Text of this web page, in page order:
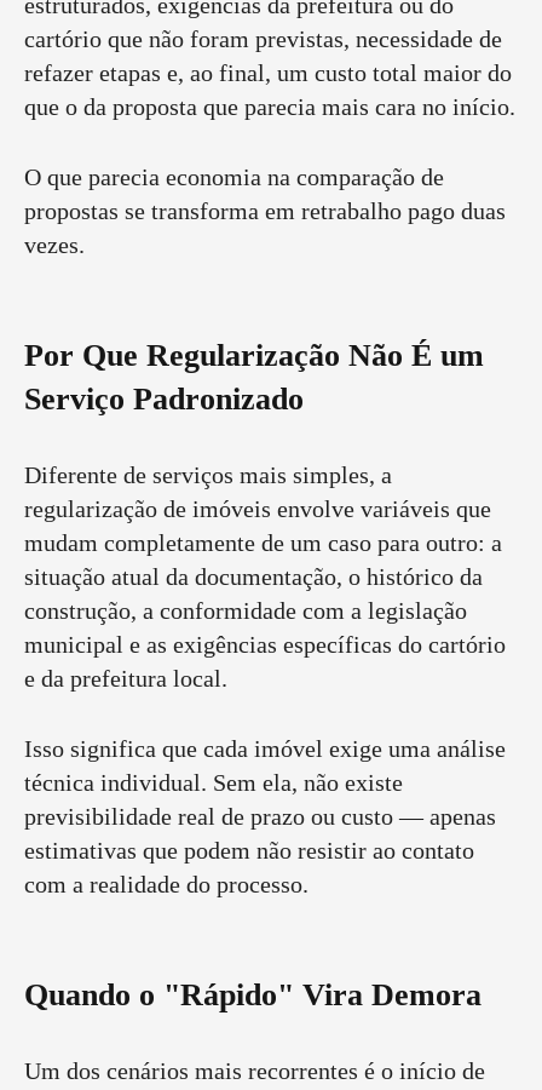
cartório que não foram previstas, necessidade de
refazer etapas e, ao final, um custo total maior do
que o da proposta que parecia mais cara no início.
O que parecia economia na comparação de
propostas se transforma em retrabalho pago duas
vezes.
Por Que Regularização Não É um
Serviço Padronizado
Diferente de serviços mais simples, a
regularização de imóveis envolve variáveis que
mudam completamente de um caso para outro: a
situação atual da documentação, o histórico da
construção, a conformidade com a legislação
municipal e as exigências específicas do cartório
e da prefeitura local.
Isso significa que cada imóvel exige uma análise
técnica individual. Sem ela, não existe
previsibilidade real de prazo ou custo — apenas
estimativas que podem não resistir ao contato
com a realidade do processo.
Quando o "Rápido" Vira Demora
Um dos cenários mais recorrentes é o início de